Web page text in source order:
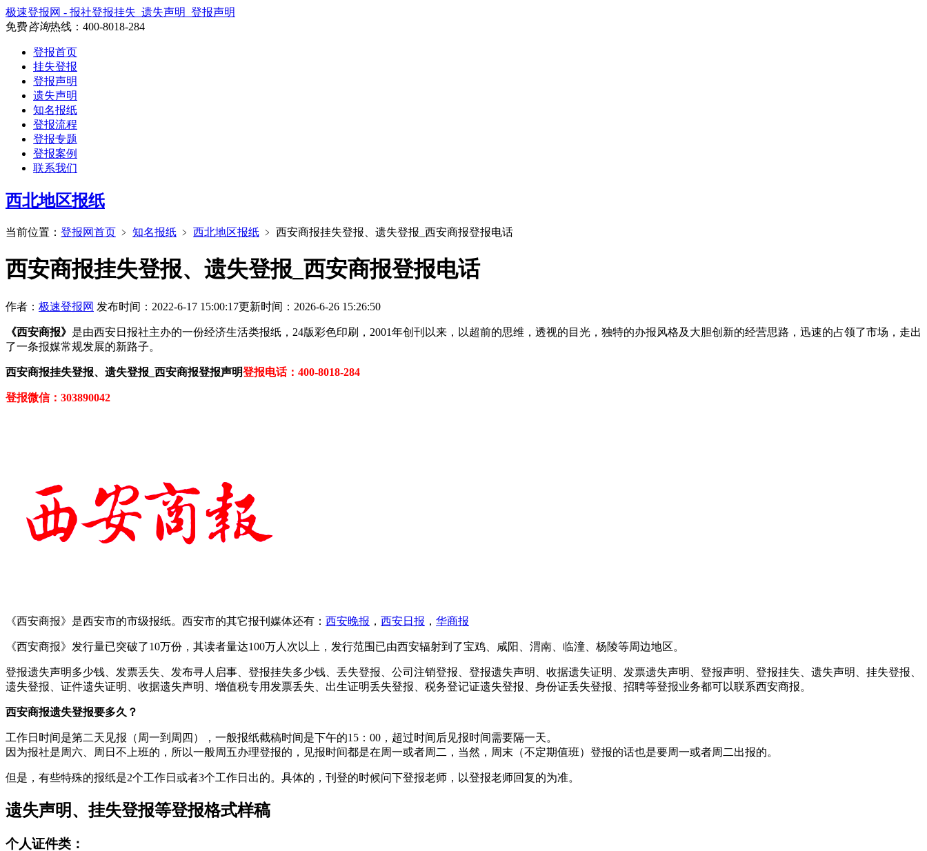
极速登报网 - 报社登报挂失_遗失声明_登报声明
免费咨询热线： 400-8018-284
登报首页
挂失登报
登报声明
遗失声明
知名报纸
登报流程
登报专题
登报案例
联系我们
西北地区报纸
当前位置： 登报网首页 ﹥ 知名报纸 ﹥ 西北地区报纸 ﹥ 西安商报挂失登报、遗失登报_西安商报登报电话
西安商报挂失登报、遗失登报_西安商报登报电话
作者： 极速登报网 发布时间：2022-6-17 15:00:17更新时间：2026-6-26 15:26:50
《西安商报》 是由西安日报社主办的一份经济生活类报纸，24版彩色印刷，2001年创刊以来，以超前的思维，透视的目光，独特的办报风格及大胆创新的经营思路，迅速的占领了市场，走出
了一条报媒常规发展的新路子。
西安商报挂失登报、遗失登报_西安商报登报声明登报电话：400-8018-284
登报微信：303890042
《西安商报》是西安市的市级报纸。西安市的其它报刊媒体还有： 西安晚报 ， 西安日报 ， 华商报
《西安商报》发行量已突破了10万份，其读者量达100万人次以上，发行范围已由西安辐射到了宝鸡、咸阳、渭南、临潼、杨陵等周边地区。
登报遗失声明多少钱、发票丢失、发布寻人启事、登报挂失多少钱、丢失登报、公司注销登报、登报遗失声明、收据遗失证明、发票遗失声明、登报声明、登报挂失、遗失声明、挂失登报、
遗失登报、证件遗失证明、收据遗失声明、增值税专用发票丢失、出生证明丢失登报、税务登记证遗失登报、身份证丢失登报、招聘等登报业务都可以联系西安商报。
西安商报遗失登报要多久？
工作日时间是第二天见报（周一到周四），一般报纸截稿时间是下午的15：00，超过时间后见报时间需要隔一天。
因为报社是周六、周日不上班的，所以一般周五办理登报的，见报时间都是在周一或者周二，当然，周末（不定期值班）登报的话也是要周一或者周二出报的。
但是，有些特殊的报纸是2个工作日或者3个工作日出的。具体的，刊登的时候问下登报老师，以登报老师回复的为准。
遗失声明、挂失登报等登报格式样稿
个人证件类：